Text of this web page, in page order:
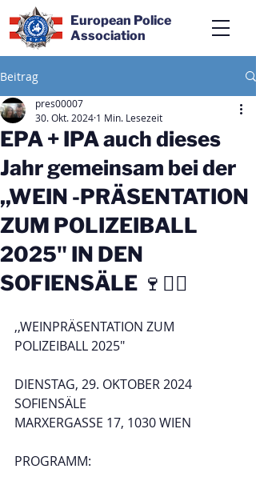
European Police
Association
Beitrag
EPA + IPA auch dieses
Jahr gemeinsam bei der
,,WEIN -PRÄSENTATION
ZUM POLIZEIBALL
2025" IN DEN
SOFIENSÄLE 🍷👮‍♂️
pres00007
30. Okt. 2024 1 Min. Lesezeit
,,WEINPRÄSENTATION ZUM
POLIZEIBALL 2025"
DIENSTAG, 29. OKTOBER 2024
SOFIENSÄLE
MARXERGASSE 17, 1030 WIEN
PROGRAMM: